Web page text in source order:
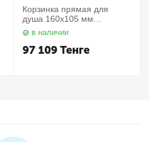
Корзинка прямая для
душа 160х105 мм
Elegance 11658010000
Keuco
в наличии
97 109Тенге